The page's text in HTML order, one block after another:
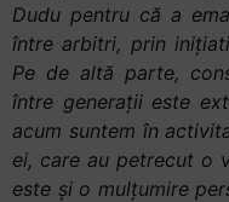
Dudu pentru că a
între arbitri, prin
Pe de altă parte,
între generații este
acum suntem în
ei, care au petrecut o
este și o mulțumire